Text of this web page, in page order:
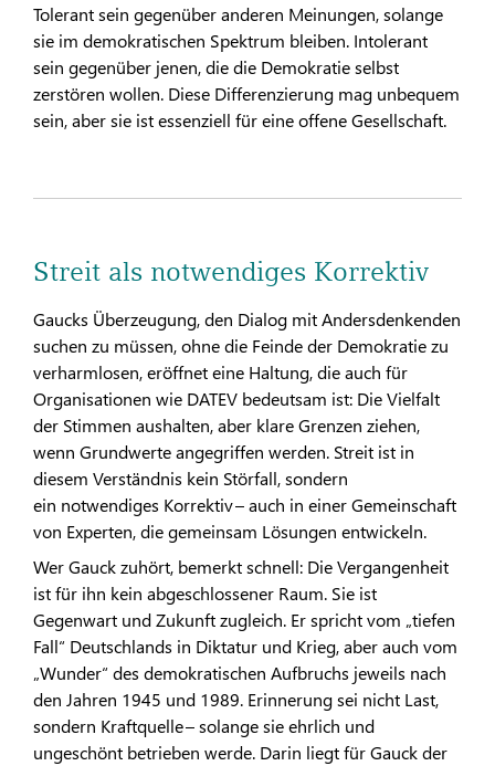
Tolerant sein gegenüber anderen Meinungen, solange
sie im demokratischen Spektrum bleiben. Intolerant
sein gegenüber jenen, die die Demokratie selbst
zerstören wollen. Diese Differenzierung mag unbequem
sein, aber sie ist essenziell für eine offene Gesellschaft.
Streit als notwendiges Korrektiv
Gaucks Überzeugung, den Dialog mit Andersdenkenden
suchen zu müssen, ohne die Feinde der Demokratie zu
verharmlosen, eröffnet eine Haltung, die auch für
Organisationen wie DATEV bedeutsam ist: Die Vielfalt
der Stimmen aushalten, aber klare Grenzen ziehen,
wenn Grundwerte angegriffen werden. Streit ist in
diesem Verständnis kein Störfall, sondern
ein notwendiges Korrektiv – auch in einer Gemeinschaft
von Experten, die gemeinsam Lösungen entwickeln.
Wer Gauck zuhört, bemerkt schnell: Die Vergangenheit
ist für ihn kein abgeschlossener Raum. Sie ist
Gegenwart und Zukunft zugleich. Er spricht vom „tiefen
Fall“ Deutschlands in Diktatur und Krieg, aber auch vom
„Wunder“ des demokratischen Aufbruchs jeweils nach
den Jahren 1945 und 1989. Erinnerung sei nicht Last,
sondern Kraftquelle – solange sie ehrlich und
ungeschönt betrieben werde. Darin liegt für Gauck der